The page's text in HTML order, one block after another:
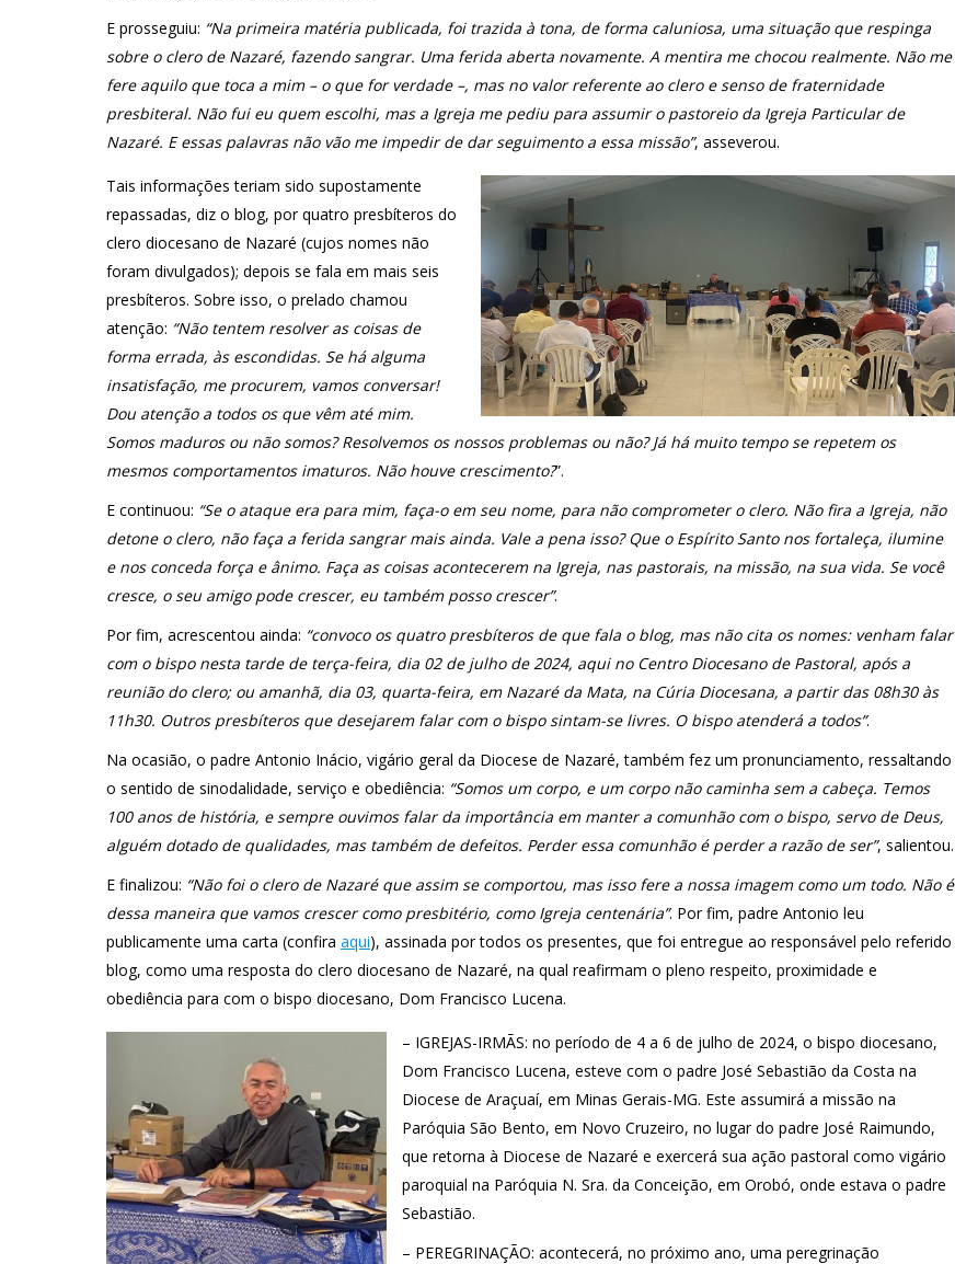
E prosseguiu: “Na primeira matéria publicada, foi trazida à tona, de forma caluniosa, uma situação que respinga
sobre o clero de Nazaré, fazendo sangrar. Uma ferida aberta novamente. A mentira me chocou realmente. Não me
fere aquilo que toca a mim – o que for verdade –, mas no valor referente ao clero e senso de fraternidade
presbiteral. Não fui eu quem escolhi, mas a Igreja me pediu para assumir o pastoreio da Igreja Particular de
Nazaré. E essas palavras não vão me impedir de dar seguimento a essa missão”, asseverou.
Tais informações teriam sido supostamente
repassadas, diz o blog, por quatro presbíteros do
clero diocesano de Nazaré (cujos nomes não
foram divulgados); depois se fala em mais seis
presbíteros. Sobre isso, o prelado chamou
atenção: “Não tentem resolver as coisas de
forma errada, às escondidas. Se há alguma
insatisfação, me procurem, vamos conversar!
Dou atenção a todos os que vêm até mim.
Somos maduros ou não somos? Resolvemos os nossos problemas ou não? Já há muito tempo se repetem os
mesmos comportamentos imaturos. Não houve crescimento?”.
E continuou: “Se o ataque era para mim, faça-o em seu nome, para não comprometer o clero. Não fira a Igreja, não
detone o clero, não faça a ferida sangrar mais ainda. Vale a pena isso? Que o Espírito Santo nos fortaleça, ilumine
e nos conceda força e ânimo. Faça as coisas acontecerem na Igreja, nas pastorais, na missão, na sua vida. Se você
cresce, o seu amigo pode crescer, eu também posso crescer”.
Por fim, acrescentou ainda: “convoco os quatro presbíteros de que fala o blog, mas não cita os nomes: venham falar
com o bispo nesta tarde de terça-feira, dia 02 de julho de 2024, aqui no Centro Diocesano de Pastoral, após a
reunião do clero; ou amanhã, dia 03, quarta-feira, em Nazaré da Mata, na Cúria Diocesana, a partir das 08h30 às
11h30. Outros presbíteros que desejarem falar com o bispo sintam-se livres. O bispo atenderá a todos”.
Na ocasião, o padre Antonio Inácio, vigário geral da Diocese de Nazaré, também fez um pronunciamento, ressaltando
o sentido de sinodalidade, serviço e obediência: “Somos um corpo, e um corpo não caminha sem a cabeça. Temos
100 anos de história, e sempre ouvimos falar da importância em manter a comunhão com o bispo, servo de Deus,
alguém dotado de qualidades, mas também de defeitos. Perder essa comunhão é perder a razão de ser”, salientou.
E finalizou: “Não foi o clero de Nazaré que assim se comportou, mas isso fere a nossa imagem como um todo. Não é
dessa maneira que vamos crescer como presbitério, como Igreja centenária”. Por fim, padre Antonio leu
publicamente uma carta (confira aqui), assinada por todos os presentes, que foi entregue ao responsável pelo referido
blog, como uma resposta do clero diocesano de Nazaré, na qual reafirmam o pleno respeito, proximidade e
obediência para com o bispo diocesano, Dom Francisco Lucena.
– IGREJAS-IRMÃS: no período de 4 a 6 de julho de 2024, o bispo diocesano,
Dom Francisco Lucena, esteve com o padre José Sebastião da Costa na
Diocese de Araçuaí, em Minas Gerais-MG. Este assumirá a missão na
Paróquia São Bento, em Novo Cruzeiro, no lugar do padre José Raimundo,
que retorna à Diocese de Nazaré e exercerá sua ação pastoral como vigário
paroquial na Paróquia N. Sra. da Conceição, em Orobó, onde estava o padre
Sebastião.
– PEREGRINAÇÃO: acontecerá, no próximo ano, uma peregrinação